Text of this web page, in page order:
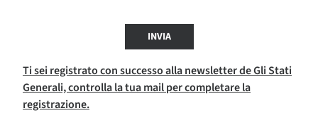
INVIA
Ti sei registrato con successo alla newsletter de Gli Stati
Generali, controlla la tua mail per completare la
registrazione.